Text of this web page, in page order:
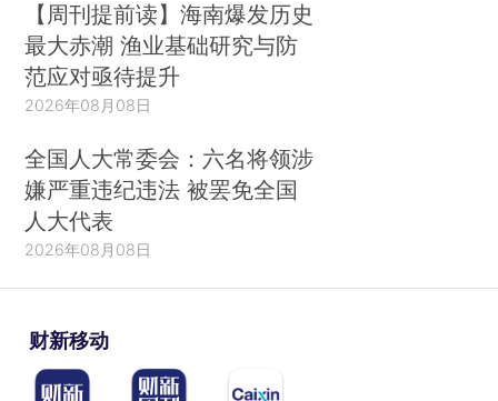
【周刊提前读】海南爆发历史
最大赤潮 渔业基础研究与防
范应对亟待提升
2026年08月08日
全国人大常委会：六名将领涉
嫌严重违纪违法 被罢免全国
人大代表
2026年08月08日
财新移动